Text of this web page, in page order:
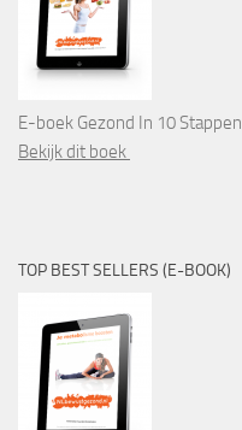
E-boek Gezond In 10 Stappen
Bekijk dit boek
TOP BEST SELLERS (E-BOOK)